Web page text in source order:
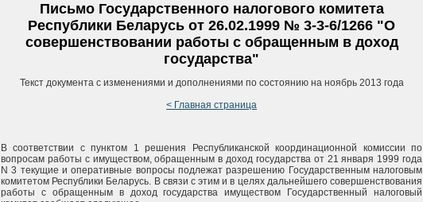
Письмо Государственного налогового комитета
Республики Беларусь от 26.02.1999 № 3-3-6/1266 "О
совершенствовании работы с обращенным в доход
государства"
Текст документа с изменениями и дополнениями по состоянию на ноябрь 2013 года
< Главная страница
В соответствии с пунктом 1 решения Республиканской координационной комиссии по
вопросам работы с имуществом, обращенным в доход государства от 21 января 1999 года
N 3 текущие и оперативные вопросы подлежат разрешению Государственным налоговым
комитетом Республики Беларусь. В связи с этим и в целях дальнейшего совершенствования
работы с обращенным в доход государства имуществом Государственный налоговый